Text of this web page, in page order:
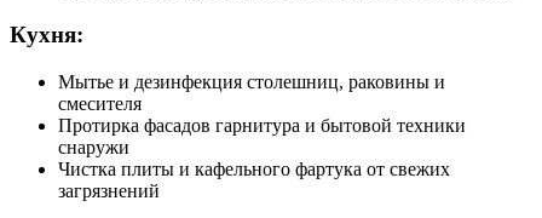
Кухня:
Мытье и дезинфекция столешниц, раковины и
смесителя
Протирка фасадов гарнитура и бытовой техники
снаружи
Чистка плиты и кафельного фартука от свежих
загрязнений